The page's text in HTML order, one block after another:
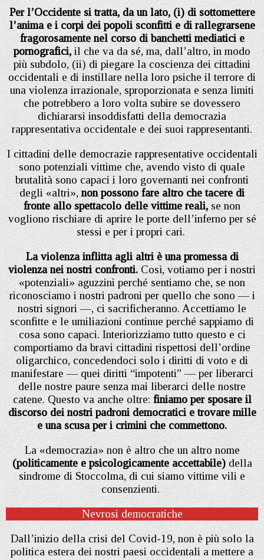
Per l’Occidente si tratta, da un lato, (i) di sottomettere
l’anima e i corpi dei popoli sconfitti e di rallegrarsene
fragorosamente nel corso di banchetti mediatici e
pornografici,il che va da sé, ma, dall’altro, in modo
più subdolo, (ii) di piegare la coscienza dei cittadini
occidentali e di instillare nella loro psiche il terrore di
una violenza irrazionale, sproporzionata e senza limiti
che potrebbero a loro volta subire se dovessero
dichiararsi insoddisfatti della democrazia
rappresentativa occidentale e dei suoi rappresentanti.
I cittadini delle democrazie rappresentative occidentali
sono potenziali vittime che, avendo visto di quale
brutalità sono capaci i loro governanti nei confronti
degli «altri»,non possono fare altro che tacere di
fronte allo spettacolo delle vittime reali,se non
vogliono rischiare di aprire le porte dell’inferno per sé
stessi e per i propri cari.
La violenza inflitta agli altri è una promessa di
violenza nei nostri confronti.Così, votiamo per i nostri
«potenziali» aguzzini perché sentiamo che, se non
riconosciamo i nostri padroni per quello che sono — i
nostri signori —, ci sacrificheranno. Accettiamo le
sconfitte e le umiliazioni continue perché sappiamo di
cosa sono capaci. Interiorizziamo tutto questo e ci
comportiamo da bravi cittadini rispettosi dell’ordine
oligarchico, concedendoci solo i diritti di voto e di
manifestare — quei diritti “impotenti” — per liberarci
delle nostre paure senza mai liberarci delle nostre
catene. Questo va anche oltre:finiamo per sposare il
discorso dei nostri padroni democratici e trovare mille
e una scusa per i crimini che commettono.
La «democrazia» non è altro che un altro nome
(politicamente e psicologicamente accettabile)della
sindrome di Stoccolma, di cui siamo vittime vili e
consenzienti.
Nevrosi democratiche
Dall’inizio della crisi del Covid-19, non è più solo la
politica estera dei nostri paesi occidentali a mettere a